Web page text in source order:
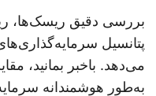
بررسی دقیق ریسک‌ها،
می‌دهد. باخبر بمانید،
به‌طور هوشمندانه